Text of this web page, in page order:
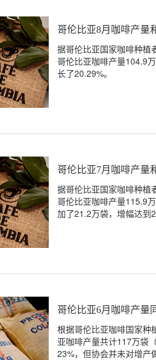
哥伦比亚8月咖啡产量
据哥伦比亚国家咖啡种植
哥伦比亚咖啡产量104.9
长了20.29%。
哥伦比亚7月咖啡产量
据哥伦比亚国家咖啡种植
哥伦比亚咖啡产量115.9
加了21.2万袋，增幅达到
哥伦比亚6月咖啡产量
根据哥伦比亚咖啡国家种
亚咖啡产量共计117万袋
23%，但协会并未对增产